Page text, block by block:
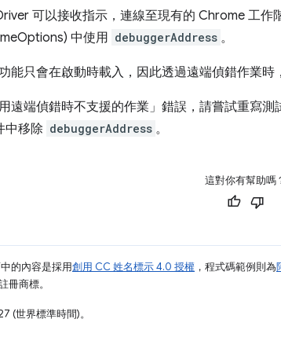
可以接收指示，連線至現有的 Chrome 工作
中使用 debuggerAddress 。
能只會在啟動時載入，因此透過遠端偵錯作業時
遠端偵錯時不支援的作業」錯誤，請嘗試重寫
中移除 debuggerAddress 。
這對你有幫助嗎
的內容是採用創用 CC 姓名標示 4.0 授權 ，程式碼範例則為
冊商標。
(世界標準時間)。